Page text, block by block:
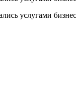
услугами